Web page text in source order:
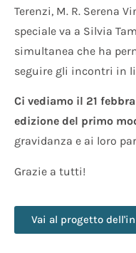
Terenzi, M. R. Serena
speciale va a Silvia
simultanea che ha
seguire gli incontri in
Ci vediamo il 21
edizione del primo
gravidanza e ai loro
Grazie a tutti!
Vai al progetto